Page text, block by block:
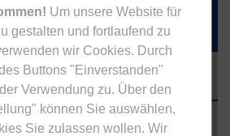
Um unsere Website für
gestalten und fortlaufend zu
wir Cookies. Durch
Buttons "Einverstanden"
Verwendung zu. Über den
können Sie auswählen,
Sie zulassen wollen. Wir
ist jederzeit möglich.